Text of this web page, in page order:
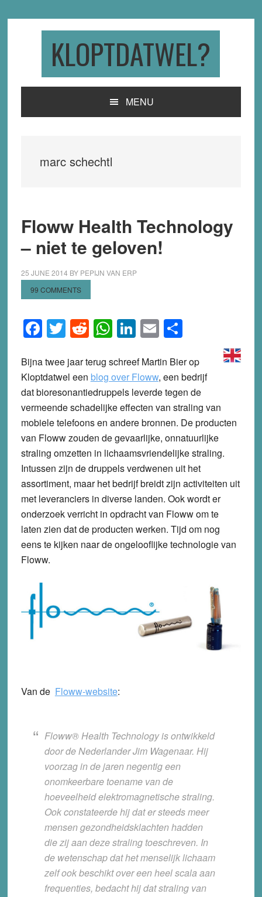
KLOPTDATWEL?
MENU
marc schechtl
Floww Health Technology
– niet te geloven!
25 JUNE 2014 BY PEPIJN VAN ERP
99 COMMENTS
Facebook
Twitter
Reddit
WhatsApp
LinkedIn
EmailShare
Bijna twee jaar terug schreef Martin Bier op
Kloptdatwel een blog over Floww, een bedrijf
dat bioresonantiedruppels leverde tegen de
vermeende schadelijke effecten van straling van
mobiele telefoons en andere bronnen. De producten
van Floww zouden de gevaarlijke, onnatuurlijke
straling omzetten in lichaamsvriendelijke straling.
Intussen zijn de druppels verdwenen uit het
assortiment, maar het bedrijf breidt zijn activiteiten uit
met leveranciers in diverse landen. Ook wordt er
onderzoek verricht in opdracht van Floww om te
laten zien dat de producten werken. Tijd om nog
eens te kijken naar de ongelooflijke technologie van
Floww.
Van de Floww-website:
Floww® Health Technology is ontwikkeld
door de Nederlander Jim Wagenaar. Hij
voorzag in de jaren negentig een
onomkeerbare toename van de
hoeveelheid elektromagnetische straling.
Ook constateerde hij dat er steeds meer
mensen gezondheidsklachten hadden
die zij aan deze straling toeschreven. In
de wetenschap dat het menselijk lichaam
zelf ook beschikt over een heel scala aan
frequenties, bedacht hij dat straling van